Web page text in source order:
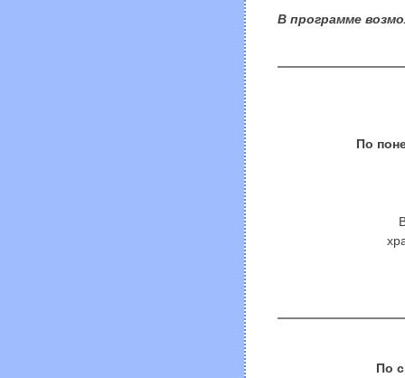
В программе
По
По